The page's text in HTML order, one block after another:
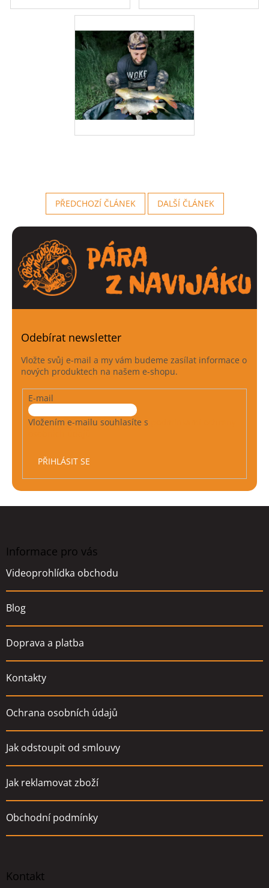
PŘEDCHOZÍ ČLÁNEK DALŠÍ ČLÁNEK
Odebírat newsletter
Vložte svůj e-mail a my vám budeme zasílat informace o
nových produktech na našem e-shopu.
E-mail
Vložením e-mailu souhlasíte s
PŘIHLÁSIT SE
Informace pro vás
Videoprohlídka obchodu
Blog
Doprava a platba
Kontakty
Ochrana osobních údajů
Jak odstoupit od smlouvy
Jak reklamovat zboží
Obchodní podmínky
Kontakt